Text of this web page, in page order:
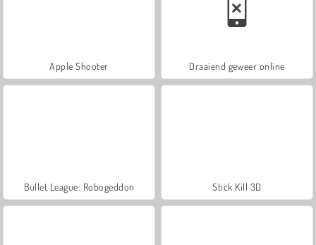
Apple Shooter Draaiend geweer online
Bullet League: Robogeddon Stick Kill 3D